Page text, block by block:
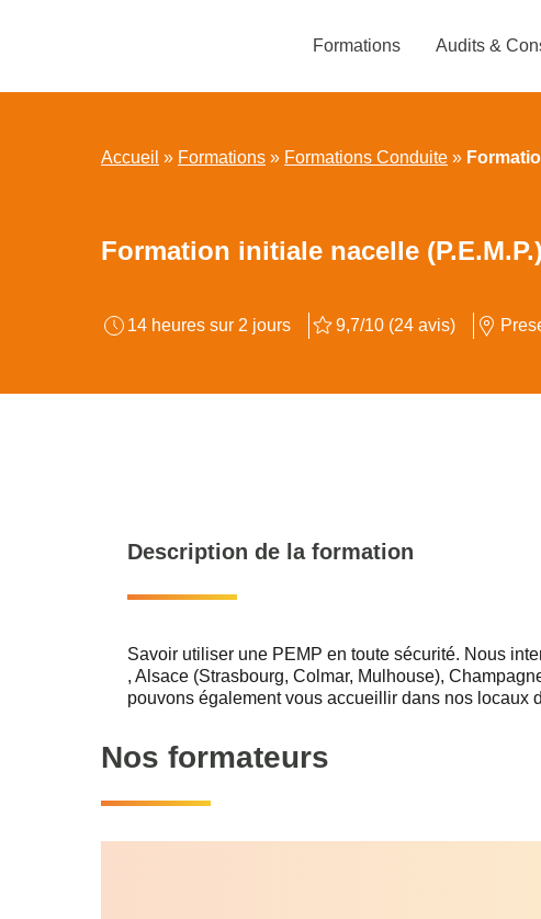
Formations Audits &
Accueil » Formations » Formations Conduite »
Formation initiale nacelle
14 heures sur 2 jours 9,7/10 (24 avis)
Description de la formation
Savoir utiliser une PEMP en toute sécurité. Nous
, Alsace (Strasbourg, Colmar, Mulhouse),
pouvons également vous accueillir dans nos locaux
Nos formateurs